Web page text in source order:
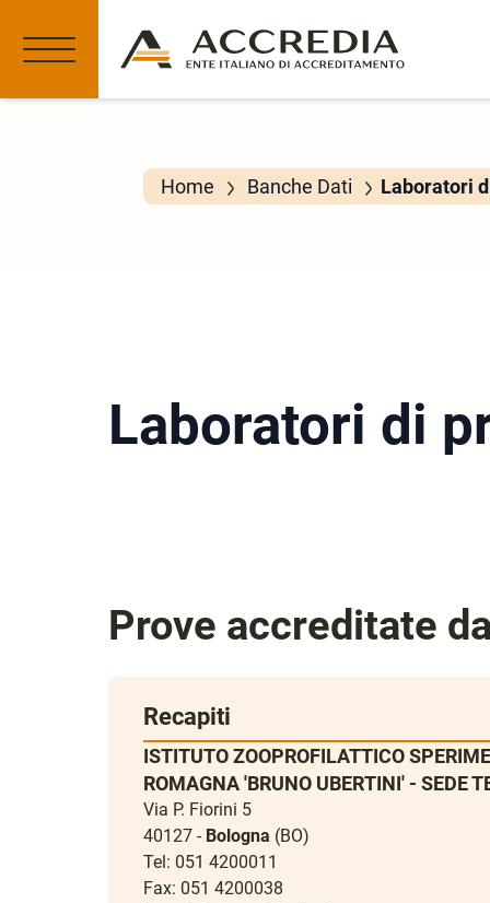
Home Banche Dati Laboratori
Laboratori di
Prove accreditate
Recapiti
ISTITUTO ZOOPROFILATTICO
ROMAGNA 'BRUNO UBERTINI' - SEDE
Via P. Fiorini 5
40127 - Bologna (BO)
Tel: 051 4200011
Fax: 051 4200038